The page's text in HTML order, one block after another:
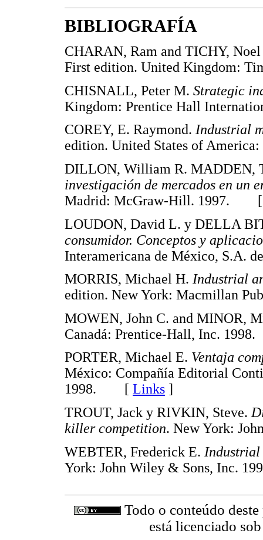
BIBLIOGRAFÍA
CHARAN, Ram and TICHY,
First edition. United Kingdom:
CHISNALL, Peter M. Strategic
Kingdom: Prentice Hall
COREY, E. Raymond. Industrial
edition. United States of
DILLON, William R. MADDEN,
investigación de mercados en un
Madrid: McGraw-Hill. 1997.
LOUDON, David L. y DELLA
consumidor. Conceptos y
Interamericana de México,
MORRIS, Michael H. Industrial
edition. New York: Macmillan
MOWEN, John C. and MINOR,
Canadá: Prentice-Hall, Inc.
PORTER, Michael E. Ventaja
México: Compañía Editorial
1998. [ Links ]
TROUT, Jack y RIVKIN, Steve.
killer competition. New York:
WEBTER, Frederick E. Industrial
York: John Wiley & Sons,
Todo o conteúdo
está licenciado